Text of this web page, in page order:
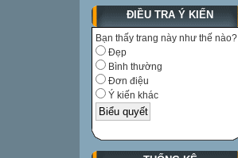
ĐIỀU TRA Ý KIẾN
Bạn thấy trang này như thế nào?
Đẹp
Bình thường
Đơn điệu
Ý kiến khác